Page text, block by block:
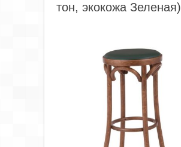
тон, экокожа Зеленая)